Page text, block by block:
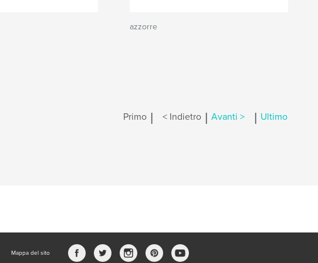
azzorre
Primo | < Indietro | Avanti > | Ultimo
Mappa del sito